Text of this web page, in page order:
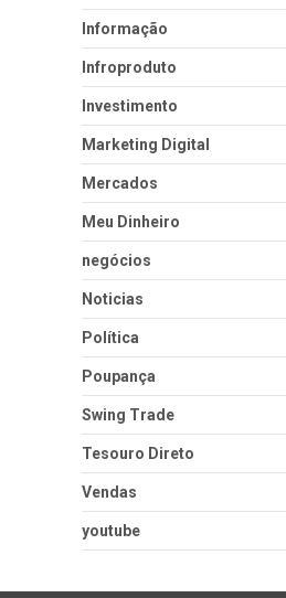
Informação
Infroproduto
Investimento
Marketing Digital
Mercados
Meu Dinheiro
negócios
Noticias
Política
Poupança
Swing Trade
Tesouro Direto
Vendas
youtube